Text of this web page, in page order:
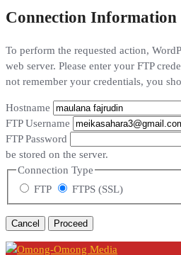
Connection Information
To perform the requested action,
web server. Please enter your FTP
not remember your credentials, you
Hostname
FTP Username
FTP Password
be stored on the server.
Connection Type
FTP
FTPS (SSL)
Cancel